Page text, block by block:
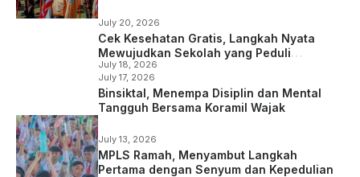
July 20, 2026
Cek Kesehatan Gratis, Langkah Nyata
Mewujudkan Sekolah yang Peduli
Kesehatan
July 18, 2026
July 17, 2026
Binsiktal, Menempa Disiplin dan Mental
Tangguh Bersama Koramil Wajak
July 13, 2026
MPLS Ramah, Menyambut Langkah
Pertama dengan Senyum dan Kepedulian